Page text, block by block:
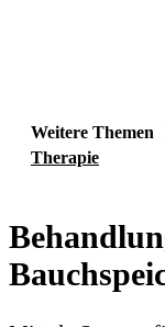
Weitere Themen
Therapie